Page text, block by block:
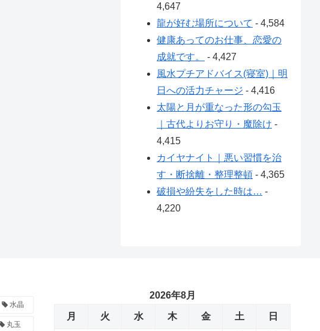
4,647
龍が好む場所について - 4,584
健康あってのお仕事、恋愛の
成就です。
- 4,427
風水プチアドバイス(寝室)｜明
日への活力チャージ - 4,416
太陽と月が重なった形の勾玉
｜古代よりお守り・魔除け -
4,415
カイヤナイト｜悪い習慣を治
す・断捨離・整理整頓 - 4,365
破損や紛失をした時は… -
4,220
水晶
丸玉
2026年8月
月 火 水 木 金 土 日